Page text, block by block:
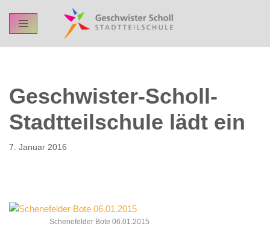
Skip
to
Geschwister-Scholl-
Stadtteilschule lädt ein
7. Januar 2016
Schenefelder Bote 06.01.2015